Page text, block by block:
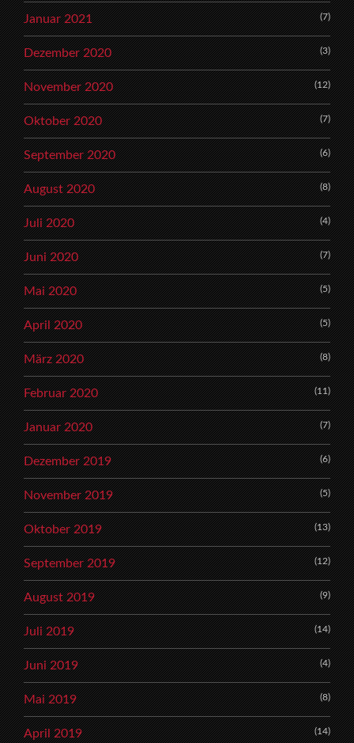
Januar 2021 (7)
Dezember 2020 (3)
November 2020 (12)
Oktober 2020 (7)
September 2020 (6)
August 2020 (8)
Juli 2020 (4)
Juni 2020 (7)
Mai 2020 (5)
April 2020 (5)
März 2020 (8)
Februar 2020 (11)
Januar 2020 (7)
Dezember 2019 (6)
November 2019 (5)
Oktober 2019 (13)
September 2019 (12)
August 2019 (9)
Juli 2019 (14)
Juni 2019 (4)
Mai 2019 (8)
April 2019 (14)